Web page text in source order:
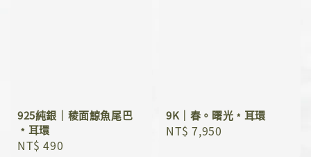
925純銀｜稜面鯨魚尾巴
﹡耳環
Regular
NT$ 490
9K｜春。曙光﹡耳環
Regular
NT$ 7,950